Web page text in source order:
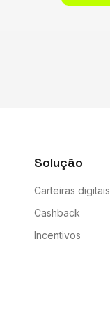
Solução
Carteiras digitais
Cashback
Incentivos